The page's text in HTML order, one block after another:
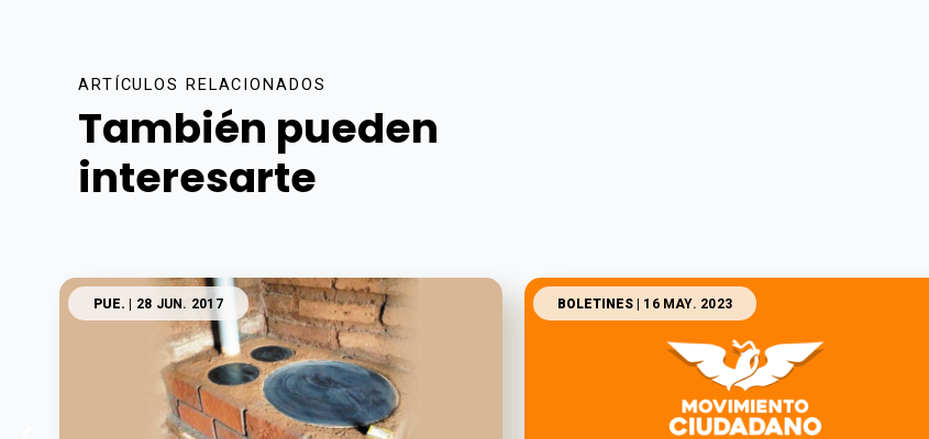
ARTÍCULOS RELACIONADOS
También pueden
interesarte
PUE. | 28 JUN. 2017 BOLETINES| 16 MAY. 2023